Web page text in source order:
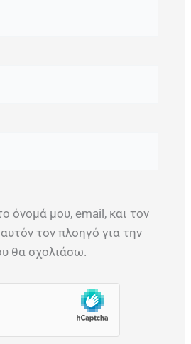
όνομά μου, email, και τον
τον πλοηγό για την
θα σχολιάσω.